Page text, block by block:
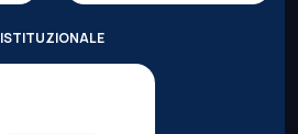
ISTITUZIONALE